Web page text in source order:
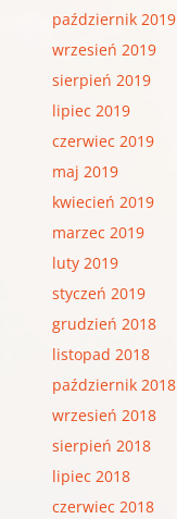
październik 2019
wrzesień 2019
sierpień 2019
lipiec 2019
czerwiec 2019
maj 2019
kwiecień 2019
marzec 2019
luty 2019
styczeń 2019
grudzień 2018
listopad 2018
październik 2018
wrzesień 2018
sierpień 2018
lipiec 2018
czerwiec 2018